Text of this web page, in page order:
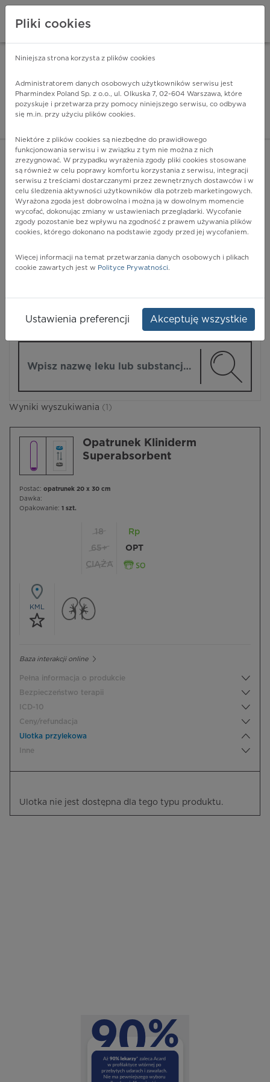
Pharmindex - lider
ZALOGUJ SIĘ
POKAŻ FILTRY
Pharmindex
Wyniki wyszukiwania (1)
Opatrunek Kliniderm
Superabsorbent
Postać: opatrunek 20 x 30 cm
Dawka:
Opakowanie: 1 szt.
18
65+
CIĄŻA
Rp
OPT
KML
Baza interakcji online
Pełna informacja o produkcie
Bezpieczeństwo terapii
ICD-10
Ceny/refundacja
Ulotka przylekowa
Inne
Ulotka nie jest dostępna dla tego typu produktu.
Pliki cookies
Niniejsza strona korzysta z plików cookies
Administratorem danych osobowych użytkowników serwisu jest
Pharmindex Poland Sp. z o.o., ul. Olkuska 7, 02-604 Warszawa, które
pozyskuje i przetwarza przy pomocy niniejszego serwisu, co odbywa
się m.in. przy użyciu plików cookies.
Niektóre z plików cookies są niezbędne do prawidłowego
funkcjonowania serwisu i w związku z tym nie można z nich
zrezygnować. W przypadku wyrażenia zgody pliki cookies stosowane
są również w celu poprawy komfortu korzystania z serwisu, integracji
serwisu z treściami dostarczanymi przez zewnętrznych dostawców i w
celu śledzenia aktywności użytkowników dla potrzeb marketingowych.
Wyrażona zgoda jest dobrowolna i można ją w dowolnym momencie
wycofać, dokonując zmiany w ustawieniach przeglądarki. Wycofanie
zgody pozostanie bez wpływu na zgodność z prawem używania plików
cookies, którego dokonano na podstawie zgody przed jej wycofaniem.
Więcej informacji na temat przetwarzania danych osobowych i plikach
cookie zawartych jest w Polityce Prywatności.
Ustawienia preferencji Akceptuję wszystkie
ZA DARMO - w Google Play INSTALUJ